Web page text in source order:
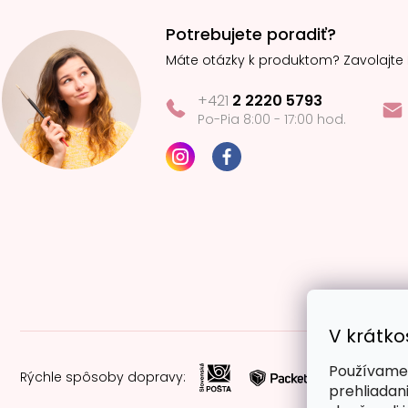
V
Potrebujete poradiť?
Máte otázky k produktom? Zavolajte
+421 2 2220 5793
Po-Pia 8:00 - 17:00 hod.
Rýchle spôsoby dopravy: